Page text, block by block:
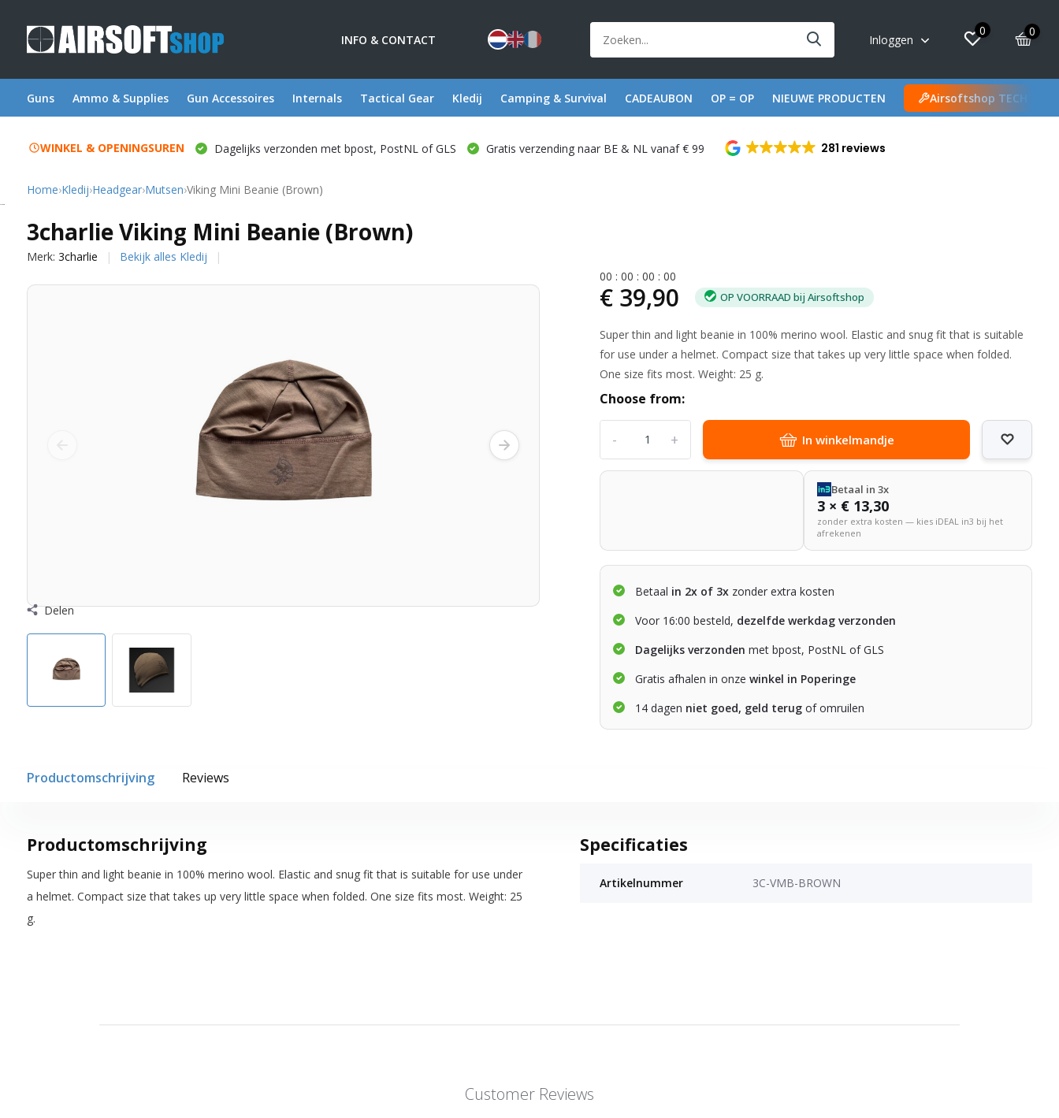
INFO & CONTACT Inloggen
0 0
Guns Ammo & Supplies Gun Accessoires Internals Tactical Gear Kledij Camping & Survival CADEAUBON OP = OP NIEUWE PRODUCTEN Airsoftshop TECH
WINKEL & OPENINGSUREN Dagelijks verzonden met bpost, PostNL of GLS Gratis verzending naar BE & NL vanaf € 99 281 reviews
Home›Kledij›Headgear›Mutsen›Viking Mini Beanie (Brown)
3charlie Viking Mini Beanie (Brown)
Merk: 3charlie Bekijk alles Kledij
Delen
00 :00 :00 :00
€ 39,90 OP VOORRAAD bij Airsoftshop
Super thin and light beanie in 100% merino wool. Elastic and snug fit that is suitable
for use under a helmet. Compact size that takes up very little space when folded.
One size fits most. Weight: 25 g.
Choose from:
+
- In winkelmandje
Betaal in 3x
3 × € 13,30
zonder extra kosten — kies iDEAL in3 bij het
afrekenen
Betaal in 2x of 3x zonder extra kosten
Voor 16:00 besteld, dezelfde werkdag verzonden
Dagelijks verzonden met bpost, PostNL of GLS
Gratis afhalen in onzewinkel in Poperinge
14 dagen niet goed, geld terug of omruilen
Productomschrijving Reviews
Productomschrijving
Super thin and light beanie in 100% merino wool. Elastic and snug fit that is suitable for use under
a helmet. Compact size that takes up very little space when folded. One size fits most. Weight: 25
g.
Specificaties
Artikelnummer 3C-VMB-BROWN
Customer Reviews